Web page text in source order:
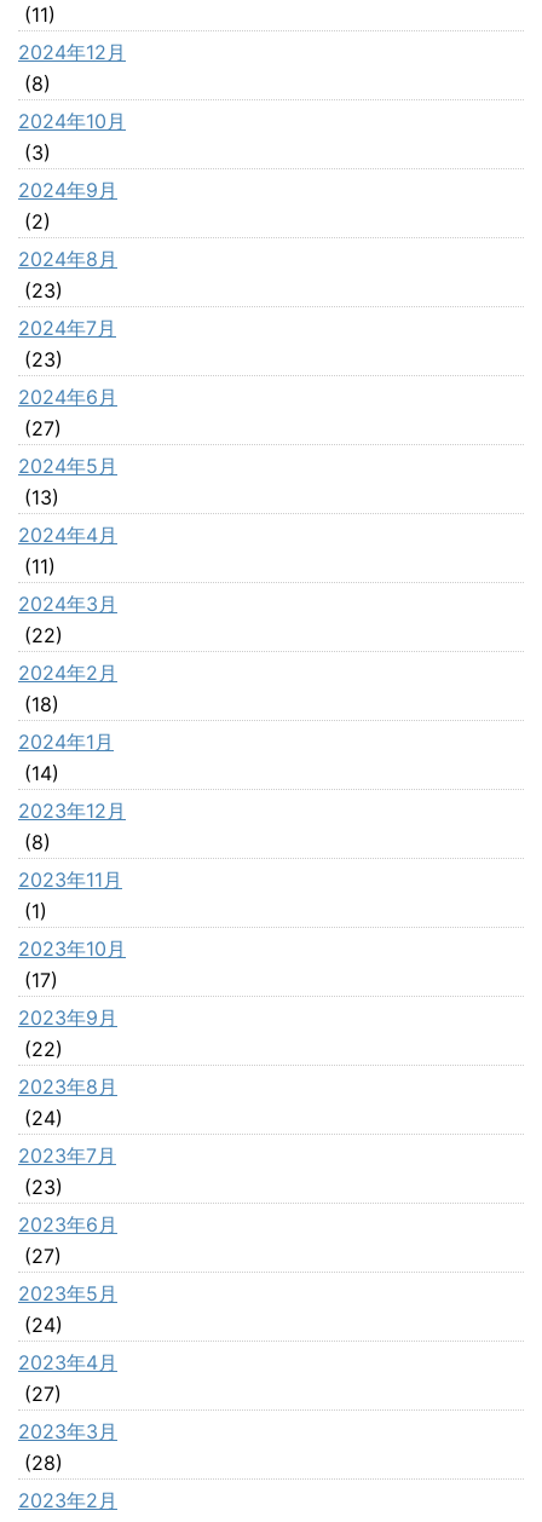
(11)
2024年12月
(8)
2024年10月
(3)
2024年9月
(2)
2024年8月
(23)
2024年7月
(23)
2024年6月
(27)
2024年5月
(13)
2024年4月
(11)
2024年3月
(22)
2024年2月
(18)
2024年1月
(14)
2023年12月
(8)
2023年11月
(1)
2023年10月
(17)
2023年9月
(22)
2023年8月
(24)
2023年7月
(23)
2023年6月
(27)
2023年5月
(24)
2023年4月
(27)
2023年3月
(28)
2023年2月